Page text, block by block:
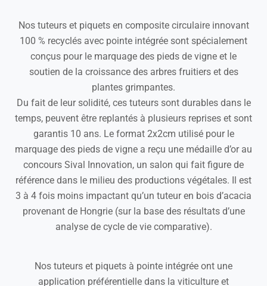
Nos tuteurs et piquets en composite circulaire innovant
100 % recyclés avec pointe intégrée sont spécialement
conçus pour le marquage des pieds de vigne et le
soutien de la croissance des arbres fruitiers et des
plantes grimpantes.
Du fait de leur solidité, ces tuteurs sont durables dans le
temps, peuvent être replantés à plusieurs reprises et sont
garantis 10 ans. Le format 2x2cm utilisé pour le
marquage des pieds de vigne a reçu une médaille d’or au
concours Sival Innovation, un salon qui fait figure de
référence dans le milieu des productions végétales. Il est
3 à 4 fois moins impactant qu’un tuteur en bois d’acacia
provenant de Hongrie (sur la base des résultats d’une
analyse de cycle de vie comparative).
Nos tuteurs et piquets à pointe intégrée ont une
application préférentielle dans la viticulture et